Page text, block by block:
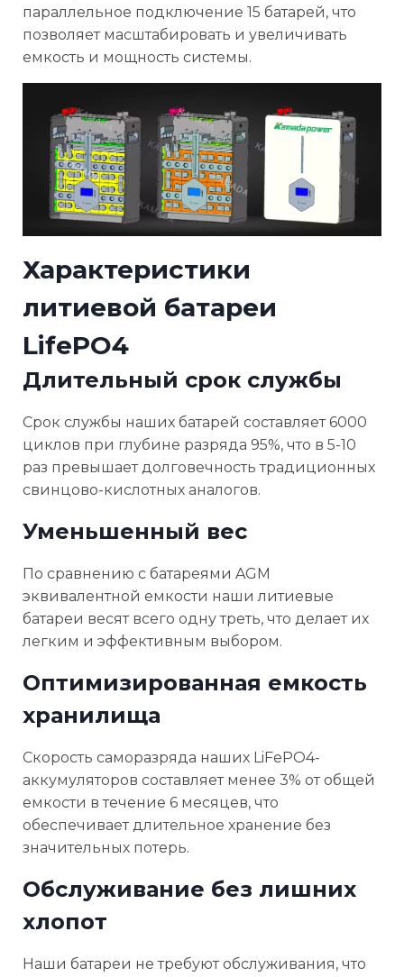
параллельное подключение 15 батарей, что
позволяет масштабировать и увеличивать
емкость и мощность системы.
Характеристики
литиевой батареи
LifePO4
Длительный срок службы
Срок службы наших батарей составляет 6000
циклов при глубине разряда 95%, что в 5-10
раз превышает долговечность традиционных
свинцово-кислотных аналогов.
Уменьшенный вес
По сравнению с батареями AGM
эквивалентной емкости наши литиевые
батареи весят всего одну треть, что делает их
легким и эффективным выбором.
Оптимизированная емкость
хранилища
Скорость саморазряда наших LiFePO4-
аккумуляторов составляет менее 3% от общей
емкости в течение 6 месяцев, что
обеспечивает длительное хранение без
значительных потерь.
Обслуживание без лишних
хлопот
Наши батареи не требуют обслуживания, что